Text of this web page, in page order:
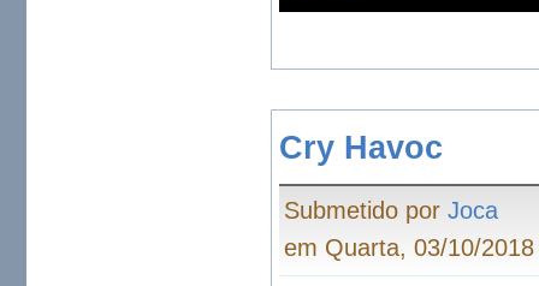
Cry Havoc
Submetido porJoca
em Quarta, 03/10/